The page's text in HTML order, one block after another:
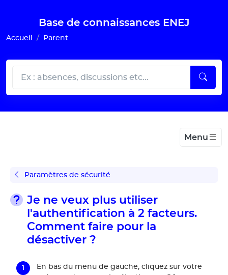
Base de connaissances ENEJ
Accueil Parent
Menu
Paramètres de sécurité
Je ne veux plus utiliser
l'authentification à 2 facteurs.
Comment faire pour la
désactiver ?
En bas du menu de gauche, cliquez sur votre